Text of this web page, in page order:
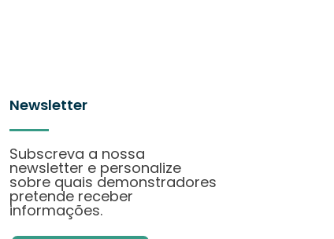
Newsletter
Subscreva a nossa
newsletter e personalize
sobre quais demonstradores
pretende receber
informações.